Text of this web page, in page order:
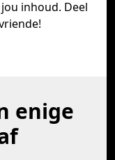
inhoud. Deel
enige